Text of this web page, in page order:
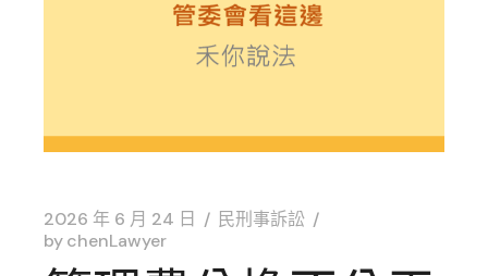
2026 年 6 月 24 日
民刑事訴訟
bychenLawyer